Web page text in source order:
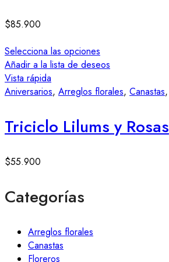
$85.900
Selecciona las opciones
Añadir a la lista de deseos
Vista rápida
Aniversarios, Arreglos florales, Canastas,
Triciclo Lilums y Rosas
$55.900
Categorías
Arreglos florales
Canastas
Floreros